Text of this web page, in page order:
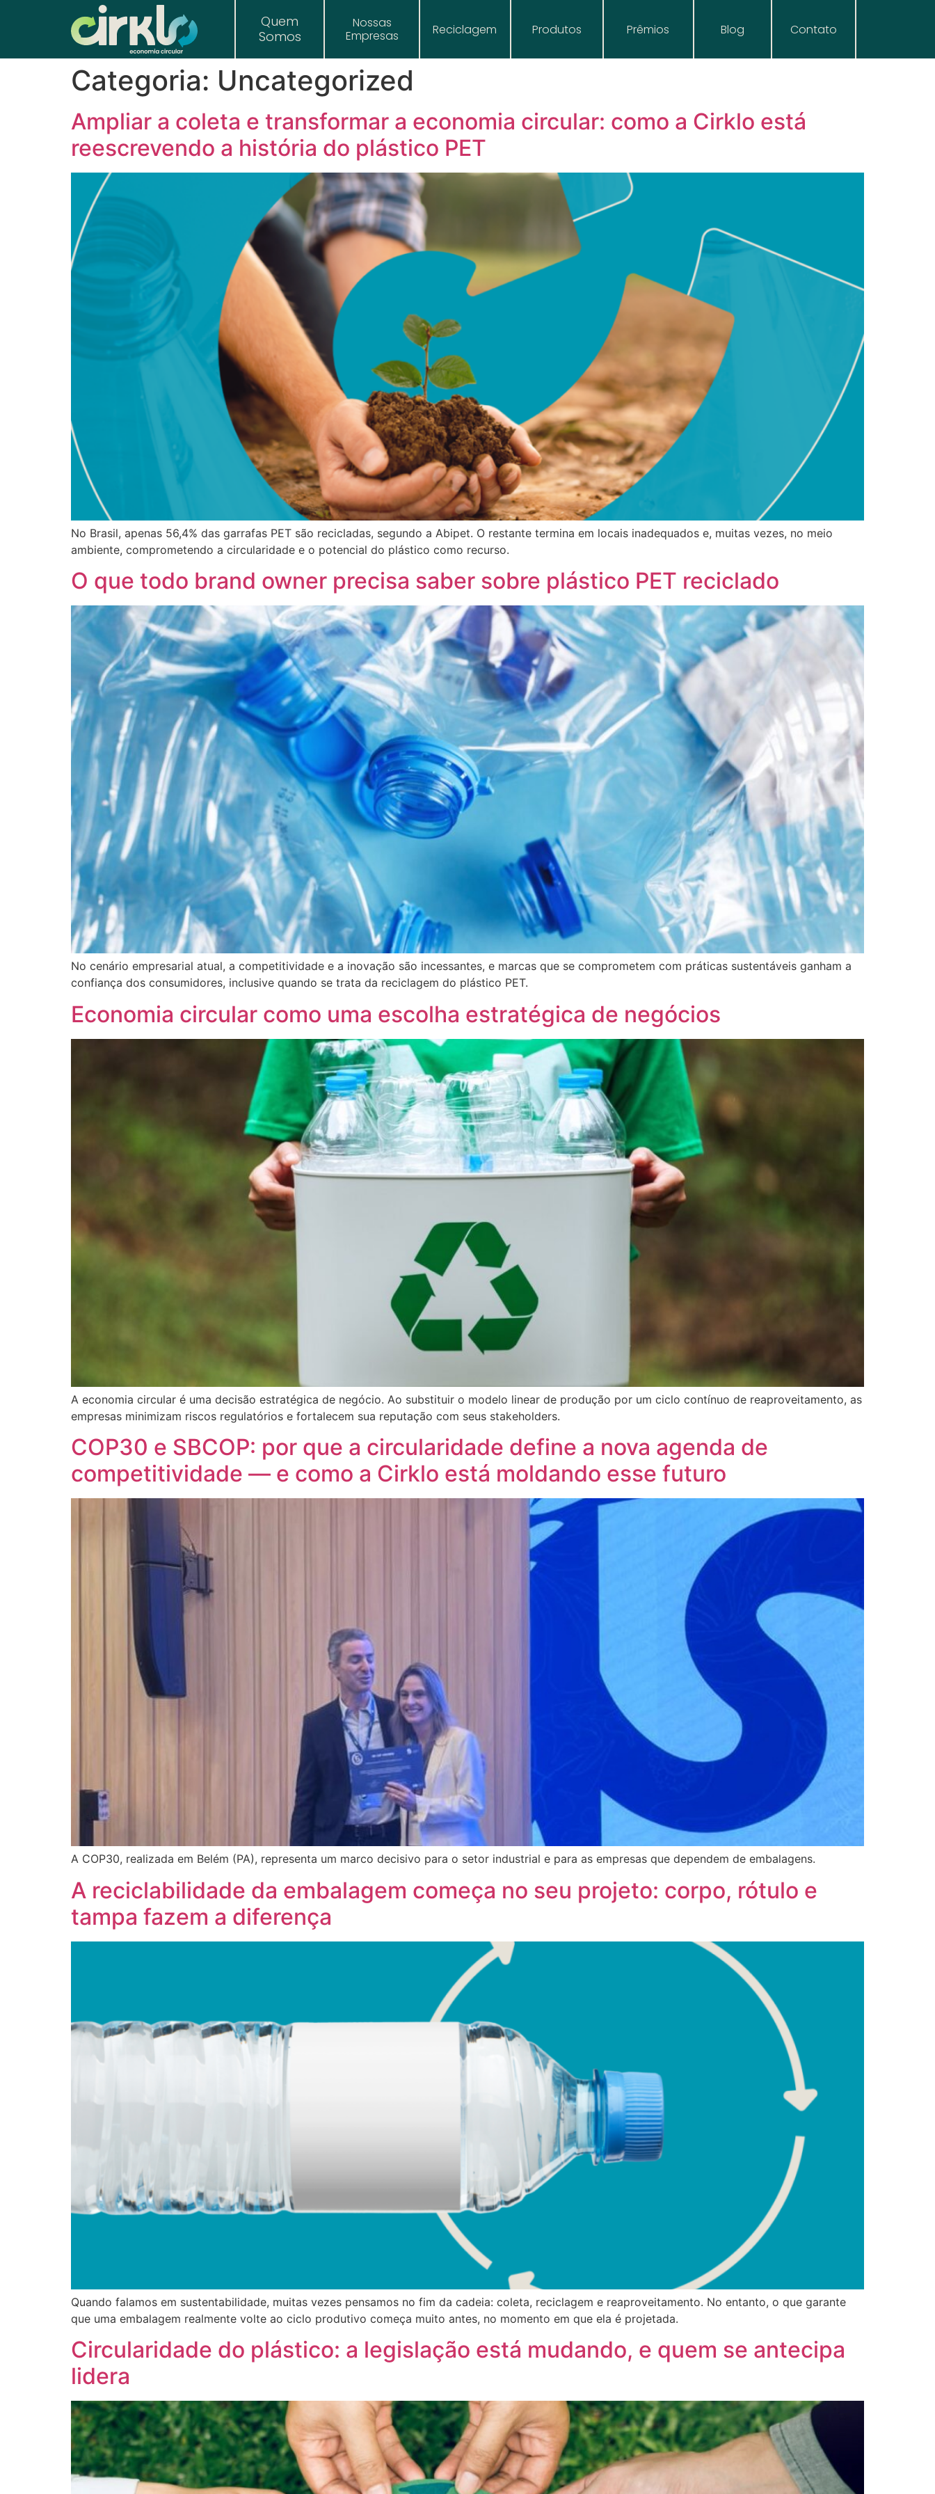
Quem
Somos
Nossas
Empresas
Reciclagem Produtos Prêmios Blog Contato
Categoria: Uncategorized
Ampliar a coleta e transformar a economia circular: como a Cirklo está
reescrevendo a história do plástico PET
No Brasil, apenas 56,4% das garrafas PET são recicladas, segundo a Abipet. O restante termina em locais inadequados e, muitas vezes, no meio
ambiente, comprometendo a circularidade e o potencial do plástico como recurso.
O que todo brand owner precisa saber sobre plástico PET reciclado
No cenário empresarial atual, a competitividade e a inovação são incessantes, e marcas que se comprometem com práticas sustentáveis ganham a
confiança dos consumidores, inclusive quando se trata da reciclagem do plástico PET.
Economia circular como uma escolha estratégica de negócios
A economia circular é uma decisão estratégica de negócio. Ao substituir o modelo linear de produção por um ciclo contínuo de reaproveitamento, as
empresas minimizam riscos regulatórios e fortalecem sua reputação com seus stakeholders.
COP30 e SBCOP: por que a circularidade define a nova agenda de
competitividade — e como a Cirklo está moldando esse futuro
A COP30, realizada em Belém (PA), representa um marco decisivo para o setor industrial e para as empresas que dependem de embalagens.
A reciclabilidade da embalagem começa no seu projeto: corpo, rótulo e
tampa fazem a diferença
Quando falamos em sustentabilidade, muitas vezes pensamos no fim da cadeia: coleta, reciclagem e reaproveitamento. No entanto, o que garante
que uma embalagem realmente volte ao ciclo produtivo começa muito antes, no momento em que ela é projetada.
Circularidade do plástico: a legislação está mudando, e quem se antecipa
lidera